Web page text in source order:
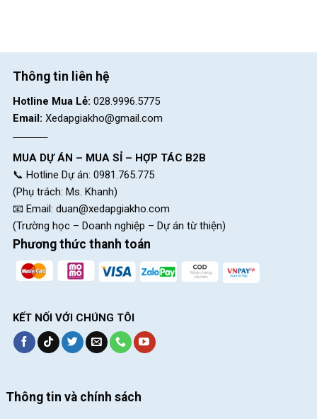
[table id=145 /]
Block"hinh-anh-dia-chi-chan-trang-san-pham"
SKU:Racerz-DD
Thông tin liên hệ
Hotline Mua Lẻ: 028.9996.5775
Email: Xedapgiakho@gmail.com
MUA DỰ ÁN – MUA SỈ – HỢP TÁC B2B
📞 Hotline Dự án: 0981.765.775
(Phụ trách: Ms. Khanh)
📧 Email: duan@xedapgiakho.com
(Trường học – Doanh nghiệp – Dự án từ thiện)
Phương thức thanh toán
KẾT NỐI VỚI CHÚNG TÔI
Thông tin và chính sách